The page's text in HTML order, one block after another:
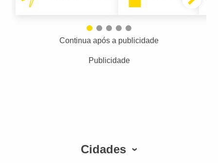
Continua após a publicidade
Publicidade
Cidades